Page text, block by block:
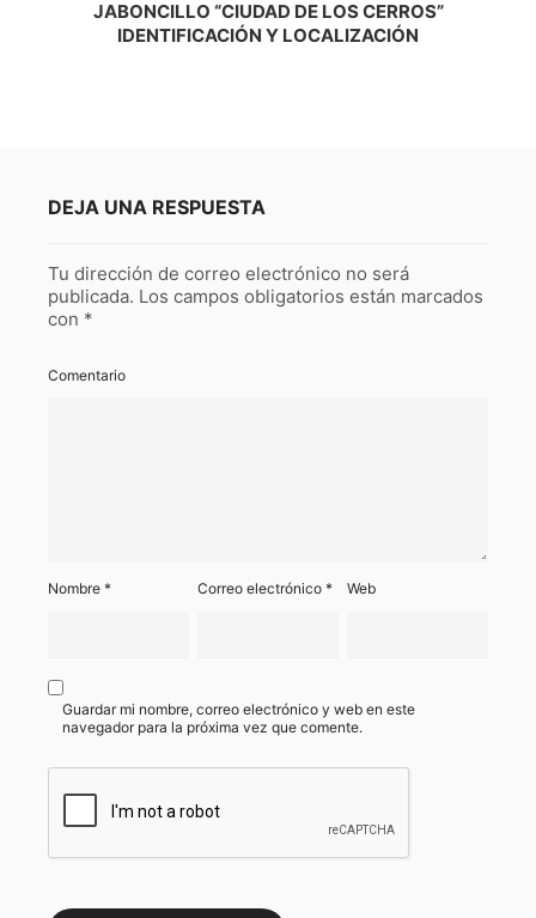
JABONCILLO “CIUDAD DE LOS CERROS”
IDENTIFICACIÓN Y LOCALIZACIÓN
DEJA UNA RESPUESTA
Tu dirección de correo electrónico no será
publicada. Los campos obligatorios están marcados
con *
Comentario
Nombre * Correo electrónico* Web
Guardar mi nombre, correo electrónico y web en este
navegador para la próxima vez que comente.